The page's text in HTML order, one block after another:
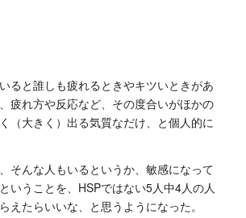
ると誰しも疲れるときやキツいときがあ
疲れ方や反応など、その度合いがほかの
（大きく）出る気質なだけ、と個人的に
そんな人もいるというか、敏感になって
いうことを、HSPではない5人中4人の人
えたらいいな、と思うようになった。